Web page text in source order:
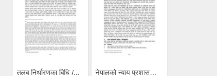
तलब निर्धारणका बिधि /... नेपालको न्याय प्रशासनः एक...